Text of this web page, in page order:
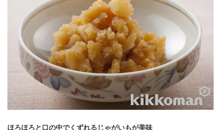
ほろほろと口の中でくずれるじゃがいもが美味